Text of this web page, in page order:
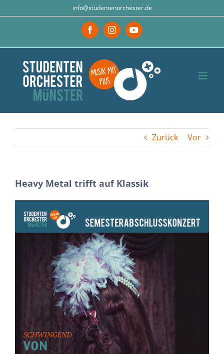
info@studentenorchester.de
FacebookInstagramYouTube
Zurück Vor
Heavy Metal trifft auf Klassik